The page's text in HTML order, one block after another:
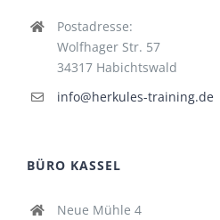
Postadresse:
Wolfhager Str. 57
34317 Habichtswald
info@herkules-training.de
BÜRO KASSEL
Neue Mühle 4